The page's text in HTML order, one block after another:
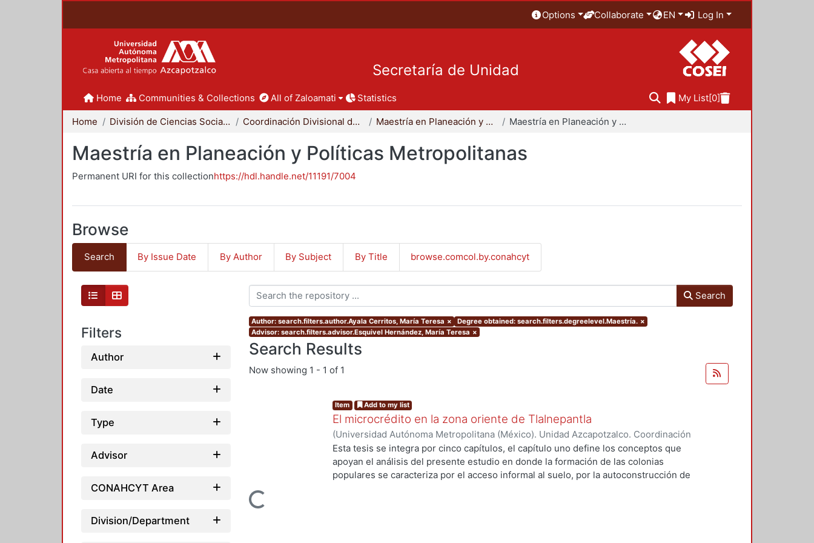
Options Collaborate EN Log In
Secretaría de Unidad
Home Communities & Collections All of Zaloamati Statistics My List[0]
Home División de Ciencias Sociales y Humanidades Coordinación Divisional de Posgrado Maestría en Planeación y Políticas Metropolitanas Maestría en Planeación y Políticas Metropolitanas
Maestría en Planeación y Políticas Metropolitanas
Permanent URI for this collectionhttps://hdl.handle.net/11191/7004
Browse
Search By Issue Date By Author By Subject By Title browse.comcol.by.conahcyt
Filters
Author
Date
Type
Advisor
CONAHCYT Area
Division/Department
Search
Author: search.filters.author.Ayala Cerritos, María Teresa × Degree obtained: search.filters.degreelevel.Maestría. ×
Advisor: search.filters.advisor.Esquivel Hernández, María Teresa ×
Search Results
Now showing 1 - 1 of 1
Loading...
Item Add to my list
El microcrédito en la zona oriente de Tlalnepantla
(Universidad Autónoma Metropolitana (México). Unidad Azcapotzalco. Coordinación
de Servicios de Información.,2022-08-19) Ayala Cerritos, María Teresa
Esta tesis se integra por cinco capítulos, el capítulo uno define los conceptos que
apoyan el análisis del presente estudio en donde la formación de las colonias
populares se caracteriza por el acceso informal al suelo, por la autoconstrucción de